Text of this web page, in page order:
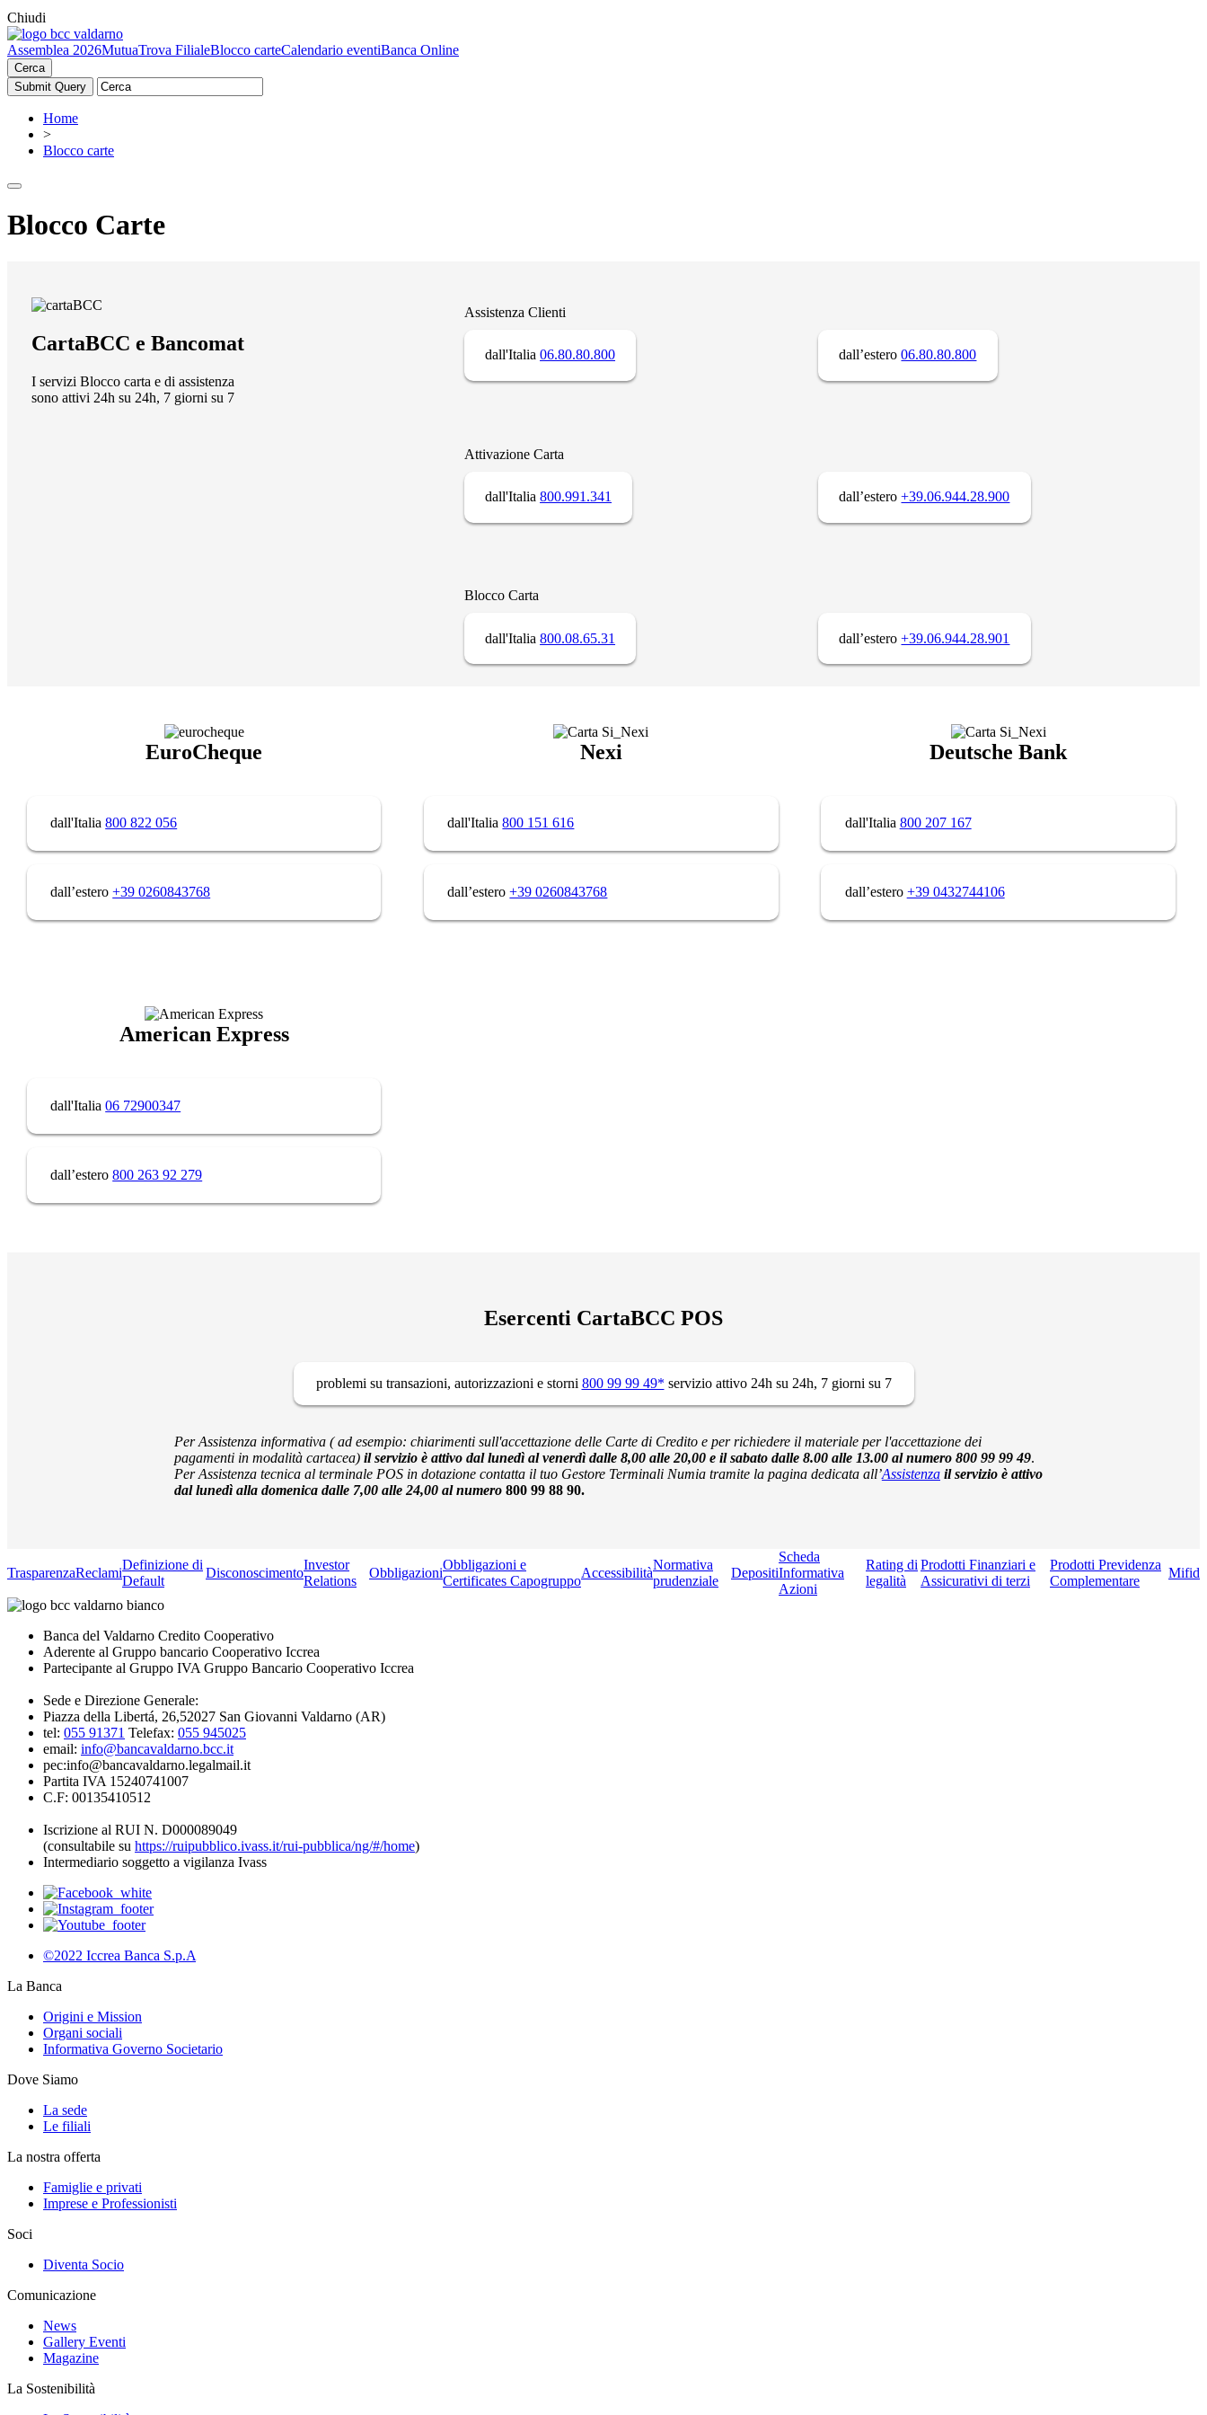
Chiudi
Assemblea 2026MutuaTrova FilialeBlocco carteCalendario eventiBanca Online
Cerca
Home
>
Blocco carte
Blocco Carte
CartaBCC e Bancomat
I servizi Blocco carta e di assistenza
sono attivi 24h su 24h, 7 giorni su 7
Assistenza Clienti
dall'Italia06.80.80.800 dall’estero06.80.80.800
Attivazione Carta
dall'Italia800.991.341 dall’estero+39.06.944.28.900
Blocco Carta
dall'Italia800.08.65.31 dall’estero+39.06.944.28.901
EuroCheque
dall'Italia800 822 056
dall’estero+39 0260843768
Nexi
dall'Italia800 151 616
dall’estero+39 0260843768
Deutsche Bank
dall'Italia 800 207 167
dall’estero +39 0432744106
American Express
dall'Italia06 72900347
dall’estero800 263 92 279
Esercenti CartaBCC POS
problemi su transazioni, autorizzazioni e storni 800 99 99 49* servizio attivo 24h su 24h, 7 giorni su 7
Per Assistenza informativa ( ad esempio: chiarimenti sull'accettazione delle Carte di Credito e per richiedere il materiale per l'accettazione dei
pagamenti in modalità cartacea) il servizio è attivo dal lunedì al venerdì dalle 8,00 alle 20,00 e il sabato dalle 8.00 alle 13.00 al numero 800 99 99 49.
Per Assistenza tecnica al terminale POS in dotazione contatta il tuo Gestore Terminali Numia tramite la pagina dedicata all’Assistenza il servizio è attivo
dal lunedì alla domenica dalle 7,00 alle 24,00 al numero 800 99 88 90.
TrasparenzaReclami
Definizione di
Default
Disconoscimento
Investor
Relations
Obbligazioni
Obbligazioni e
Certificates Capogruppo
Accessibilità
Normativa
prudenziale
Depositi
Scheda
Informativa
Azioni
Rating di
legalità
Prodotti Finanziari e
Assicurativi di terzi
Prodotti Previdenza
Complementare
Mifid
Banca del Valdarno Credito Cooperativo
Aderente al Gruppo bancario Cooperativo Iccrea
Partecipante al Gruppo IVA Gruppo Bancario Cooperativo Iccrea
Sede e Direzione Generale:
Piazza della Libertá, 26,52027 San Giovanni Valdarno (AR)
tel: 055 91371 Telefax: 055 945025
email: info@bancavaldarno.bcc.it
pec:info@bancavaldarno.legalmail.it
Partita IVA 15240741007
C.F: 00135410512
Iscrizione al RUI N. D000089049
(consultabile su https://ruipubblico.ivass.it/rui-pubblica/ng/#/home)
Intermediario soggetto a vigilanza Ivass
©2022 Iccrea Banca S.p.A
La Banca
Origini e Mission
Organi sociali
Informativa Governo Societario
Dove Siamo
La sede
Le filiali
La nostra offerta
Famiglie e privati
Imprese e Professionisti
Soci
Diventa Socio
Comunicazione
News
Gallery Eventi
Magazine
La Sostenibilità